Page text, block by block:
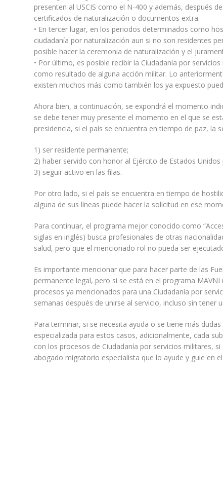
presenten al USCIS como el N-400 y además, después
certificados de naturalización o documentos extra.
• En tercer lugar, en los periodos determinados como
ciudadanía por naturalización aun si no son residentes
posible hacer la ceremonia de naturalización y el
• Por último, es posible recibir la Ciudadanía por
como resultado de alguna acción militar. Lo
existen muchos más como también los ya expuesto
Ahora bien, a continuación, se expondrá el momento
se debe tener muy presente el momento en el que se
presidencia, si el país se encuentra en tiempo de paz, la
1) ser residente permanente;
2) haber servido con honor al Ejército de Estados
3) seguir activo en las filas.
Por otro lado, si el país se encuentra en tiempo de
alguna de sus líneas puede hacer la solicitud en ese
Para continuar, el programa mejor conocido como
siglas en inglés) busca profesionales de otras
salud, pero que el mencionado rol no pueda ser
Es importante mencionar que para hacer parte de las
permanente legal, pero si se está en el programa
procesos ya mencionados para una Ciudadanía por
semanas después de unirse al servicio, incluso sin tener
Para terminar, si se necesita ayuda o se tiene más
especializada para estos casos, adicionalmente, cada
con los procesos de Ciudadanía por servicios militares,
abogado migratorio especialista que lo ayude y guie en